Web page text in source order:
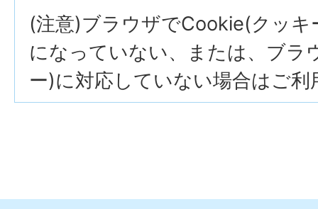
(注意)ブラウザでCookie(クッキ
になっていない、または、ブラ
ー)に対応していない場合はご利